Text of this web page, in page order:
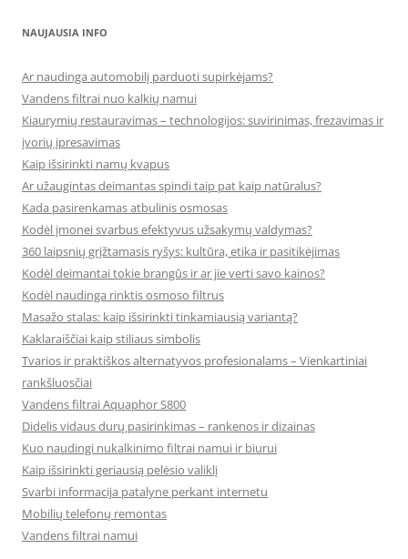
NAUJAUSIA INFO
Ar naudinga automobilį parduoti supirkėjams?
Vandens filtrai nuo kalkių namui
Kiaurymių restauravimas – technologijos: suvirinimas, frezavimas ir
įvorių įpresavimas
Kaip išsirinkti namų kvapus
Ar užaugintas deimantas spindi taip pat kaip natūralus?
Kada pasirenkamas atbulinis osmosas
Kodėl įmonei svarbus efektyvus užsakymų valdymas?
360 laipsnių grįžtamasis ryšys: kultūra, etika ir pasitikėjimas
Kodėl deimantai tokie brangūs ir ar jie verti savo kainos?
Kodėl naudinga rinktis osmoso filtrus
Masažo stalas: kaip išsirinkti tinkamiausią variantą?
Kaklaraiščiai kaip stiliaus simbolis
Tvarios ir praktiškos alternatyvos profesionalams – Vienkartiniai
rankšluosčiai
Vandens filtrai Aquaphor S800
Didelis vidaus durų pasirinkimas – rankenos ir dizainas
Kuo naudingi nukalkinimo filtrai namui ir biurui
Kaip išsirinkti geriausią pelėsio valiklį
Svarbi informacija patalyne perkant internetu
Mobilių telefonų remontas
Vandens filtrai namui